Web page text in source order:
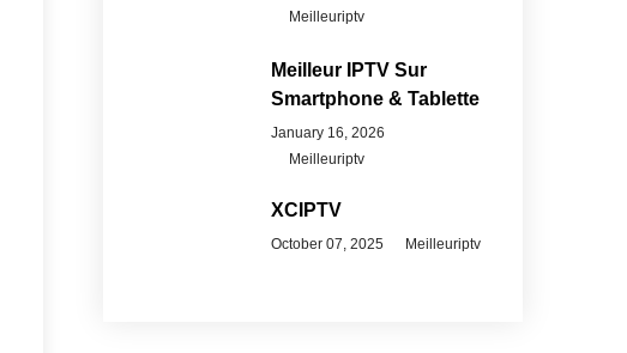
Meilleuriptv
Meilleur IPTV Sur
Smartphone & Tablette
January 16, 2026
Meilleuriptv
XCIPTV
October 07, 2025 Meilleuriptv